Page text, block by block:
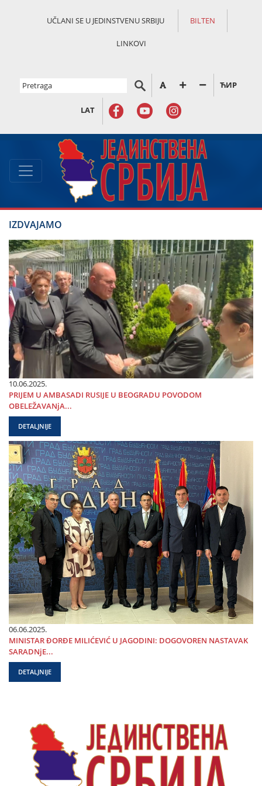
UČLANI SE U JEDINSTVENU SRBIJU BILTEN
LINKOVI
ЋИР
LAT
IZDVAJAMO
10.06.2025.
PRIЈEM U AMBASADI RUSIЈE U BEOGRADU POVODOM
OBELEŽAVANjA...
DETALJNIJE
06.06.2025.
MINISTAR ĐORĐE MILIĆEVIĆ U ЈAGODINI: DOGOVOREN NASTAVAK
SARADNjE...
DETALJNIJE